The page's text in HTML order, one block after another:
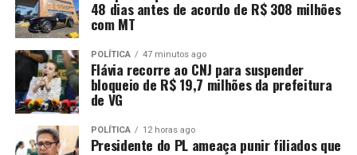
48 dias antes de acordo de R$ 308 milhões
com MT
POLÍTICA 47 minutos ago
Flávia recorre ao CNJ para suspender
bloqueio de R$ 19,7 milhões da prefeitura
de VG
POLÍTICA 12 horas ago
Presidente do PL ameaça punir filiados que